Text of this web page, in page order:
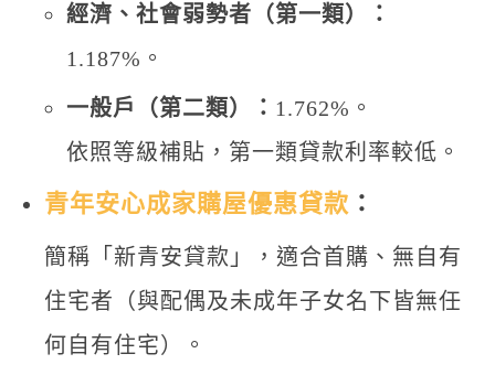
經濟、社會弱勢者（第一類）：
1.187%。
一般戶（第二類）： 1.762%。
依照等級補貼，第一類貸款利率較低。
青年安心成家購屋優惠貸款 ：
簡稱「新青安貸款」，適合首購、無自有
住宅者（與配偶及未成年子女名下皆無任
何自有住宅）。